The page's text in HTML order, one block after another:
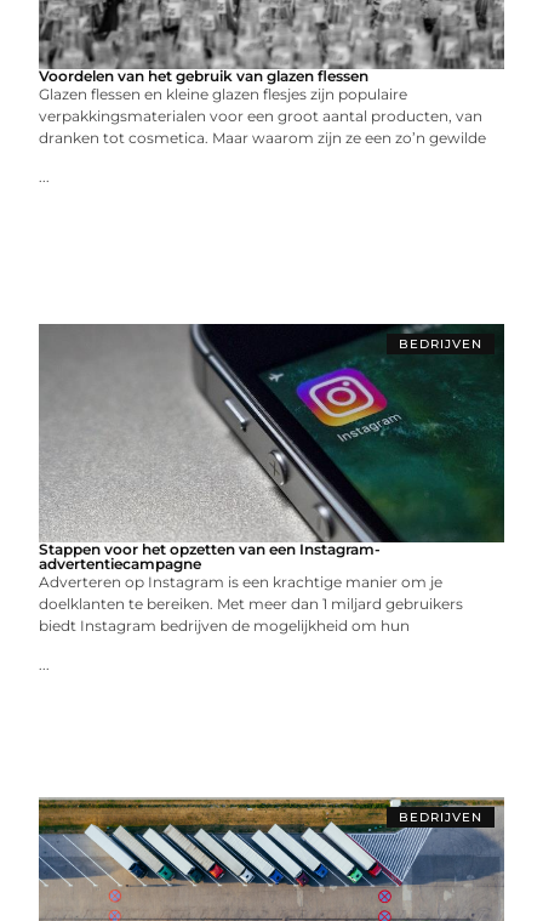
Voordelen van het gebruik van glazen flessen
Glazen flessen en kleine glazen flesjes zijn populaire
verpakkingsmaterialen voor een groot aantal producten, van
dranken tot cosmetica. Maar waarom zijn ze een zo’n gewilde
...
BEDRIJVEN
Stappen voor het opzetten van een Instagram-
advertentiecampagne
Adverteren op Instagram is een krachtige manier om je
doelklanten te bereiken. Met meer dan 1 miljard gebruikers
biedt Instagram bedrijven de mogelijkheid om hun
...
BEDRIJVEN